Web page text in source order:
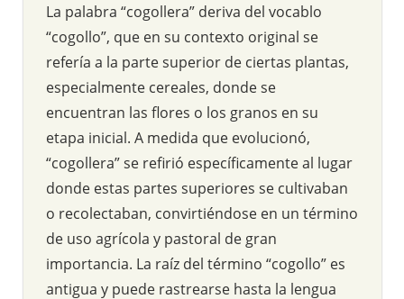
La palabra “cogollera” deriva del vocablo
“cogollo”, que en su contexto original se
refería a la parte superior de ciertas plantas,
especialmente cereales, donde se
encuentran las flores o los granos en su
etapa inicial. A medida que evolucionó,
“cogollera” se refirió específicamente al lugar
donde estas partes superiores se cultivaban
o recolectaban, convirtiéndose en un término
de uso agrícola y pastoral de gran
importancia. La raíz del término “cogollo” es
antigua y puede rastrearse hasta la lengua